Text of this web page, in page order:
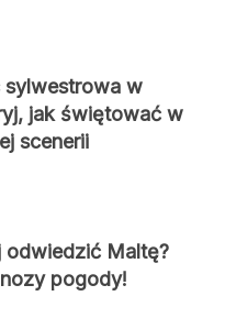
sylwestrowa w
jak świętować w
scenerii
odwiedzić Maltę?
pogody!